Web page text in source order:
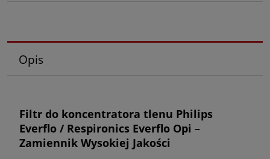
Opis
Filtr do koncentratora tlenu Philips
Everflo / Respironics Everflo Opi –
Zamiennik Wysokiej Jakości